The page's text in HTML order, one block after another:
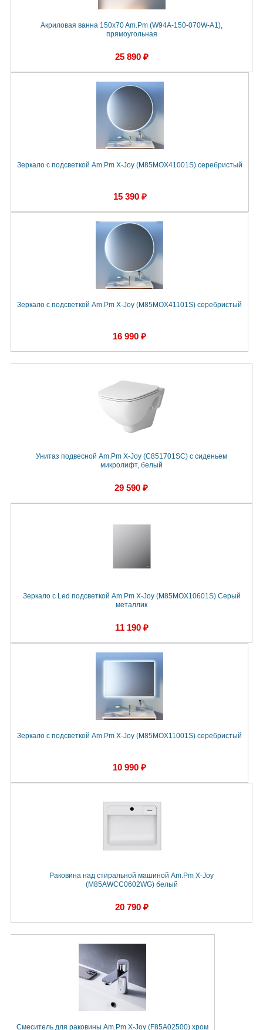
Акриловая ванна 150x70 Am.Pm (W94A-150-070W-A1),
прямоугольная
25 890 ₽
Зеркало с подсветкой Am.Pm X-Joy (M85MOX41001S) серебристый
15 390 ₽
Зеркало с подсветкой Am.Pm X-Joy (M85MOX41101S) серебристый
16 990 ₽
Унитаз подвесной Am.Pm X-Joy (C851701SC) с сиденьем
микролифт, белый
29 590 ₽
Зеркало с Led подсветкой Am.Pm X-Joy (M85MOX10601S) Серый
металлик
11 190 ₽
Зеркало с подсветкой Am.Pm X-Joy (M85MOX11001S) серебристый
10 990 ₽
Раковина над стиральной машиной Am.Pm X-Joy
(M85AWCC0602WG) белый
20 790 ₽
Смеситель для раковины Am.Pm X-Joy (F85A02500) хром